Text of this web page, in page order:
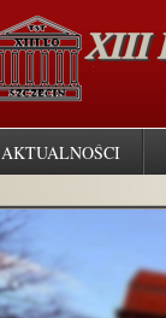
AKTUALNOŚCI